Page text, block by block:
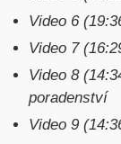
Video 6
Video 7
Video 8
poradenství
Video 9